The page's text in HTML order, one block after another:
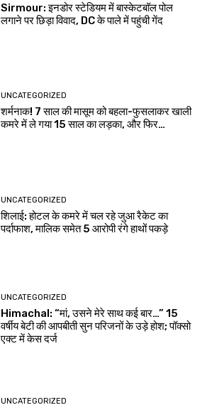
Sirmour: इनडोर स्टेडियम में बास्केटबॉल पोल
लगाने पर छिड़ा विवाद, DC के पाले में पहुंची गेंद
UNCATEGORIZED
शर्मनाक! 7 साल की मासूम को बहला-फुसलाकर खाली
कमरे में ले गया 15 साल का लड़का, और फिर…
UNCATEGORIZED
शिलाई: होटल के कमरे में चल रहे जुआ रैकेट का
पर्दाफाश, मालिक समेत 5 आरोपी रंगे हाथों पकड़े
UNCATEGORIZED
Himachal: “मां, उसने मेरे साथ कई बार…” 15
वर्षीय बेटी की आपबीती सुन परिजनों के उड़े होश; पॉक्सो
एक्ट में केस दर्ज
UNCATEGORIZED